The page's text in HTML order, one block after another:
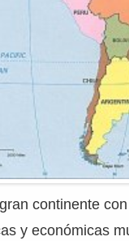
continente
y económicas